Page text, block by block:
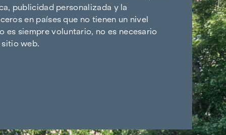
publicidad personalizada y la
en países que no tienen un nivel
es siempre voluntario, no es necesario
web.